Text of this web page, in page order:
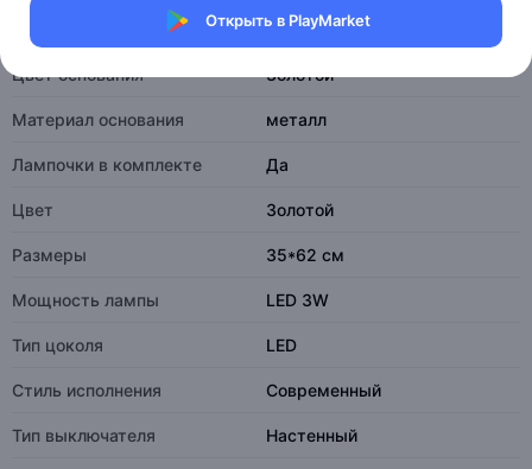
Открыть в PlayMarket
Характеристики
Цвет основания Золотой
Материал основания металл
Лампочки в комплекте Да
Цвет Золотой
Размеры 35*62 см
Мощность лампы LED 3W
Тип цоколя LED
Стиль исполнения Современный
Тип выключателя Настенный